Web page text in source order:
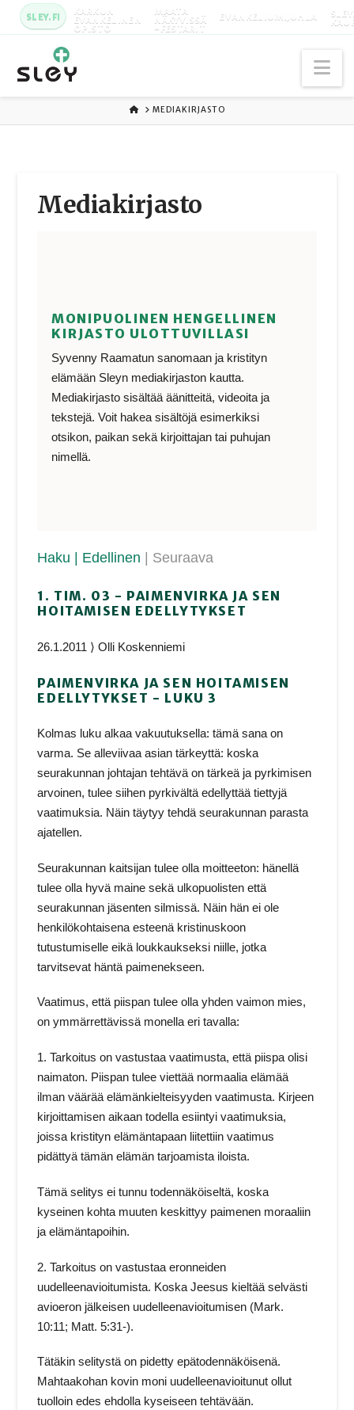
SLEY.FI KARKUN
EVANKELINEN
OPISTO
MAATA
NÄKYVISSÄ
-FESTARIT
EVANKELIUMIJUHLA
ETUSIVU
MEDIAKIRJASTO
Media­kirjasto
MONIPUOLINEN HENGELLINEN
KIRJASTO ULOTTUVILLASI
Syvenny Raamatun sanomaan ja kristityn
elämään Sleyn mediakirjaston kautta.
Mediakirjasto sisältää äänitteitä, videoita ja
tekstejä. Voit hakea sisältöjä esimerkiksi
otsikon, paikan sekä kirjoittajan tai puhujan
nimellä.
Haku | Edellinen | Seuraava
1. TIM. 03 - PAIMENVIRKA JA SEN
HOITAMISEN EDELLYTYKSET
26.1.2011 ⟩ Olli Koskenniemi
PAIMENVIRKA JA SEN HOITAMISEN
EDELLYTYKSET - LUKU 3
Kolmas luku alkaa vakuutuksella: tämä sana on
varma. Se alleviivaa asian tärkeyttä: koska
seurakunnan johtajan tehtävä on tärkeä ja pyrkimisen
arvoinen, tulee siihen pyrkivältä edellyttää tiettyjä
vaatimuksia. Näin täytyy tehdä seurakunnan parasta
ajatellen.
Seurakunnan kaitsijan tulee olla moitteeton: hänellä
tulee olla hyvä maine sekä ulkopuolisten että
seurakunnan jäsenten silmissä. Näin hän ei ole
henkilökohtaisena esteenä kristinuskoon
tutustumiselle eikä loukkaukseksi niille, jotka
tarvitsevat häntä paimenekseen.
Vaatimus, että piispan tulee olla yhden vaimon mies,
on ymmärrettävissä monella eri tavalla:
1. Tarkoitus on vastustaa vaatimusta, että piispa olisi
naimaton. Piispan tulee viettää normaalia elämää
ilman väärää elämänkielteisyyden vaatimusta. Kirjeen
kirjoittamisen aikaan todella esiintyi vaatimuksia,
joissa kristityn elämäntapaan liitettiin vaatimus
pidättyä tämän elämän tarjoamista iloista.
Tämä selitys ei tunnu todennäköiseltä, koska
kyseinen kohta muuten keskittyy paimenen moraaliin
ja elämäntapoihin.
2. Tarkoitus on vastustaa eronneiden
uudelleenavioitumista. Koska Jeesus kieltää selvästi
avioeron jälkeisen uudelleenavioitumisen (Mark.
10:11; Matt. 5:31-).
Tätäkin selitystä on pidetty epätodennäköisenä.
Mahtaakohan kovin moni uudelleenavioitunut ollut
tuolloin edes ehdolla kyseiseen tehtävään.